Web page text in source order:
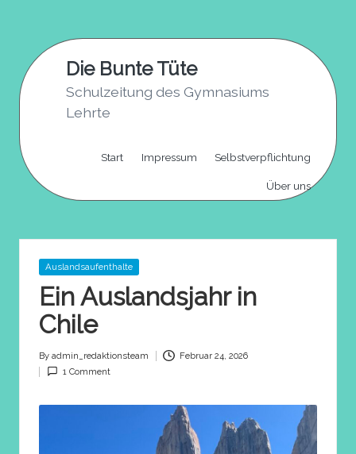
content
Die Bunte Tüte
Schulzeitung des Gymnasiums
Lehrte
Start Impressum Selbstverpflichtung
Über uns
Posted
in
Auslandsaufenthalte
Ein Auslandsjahr in
Chile
Posted
by
By admin_redaktionsteam
Februar 24, 2026
1 Comment